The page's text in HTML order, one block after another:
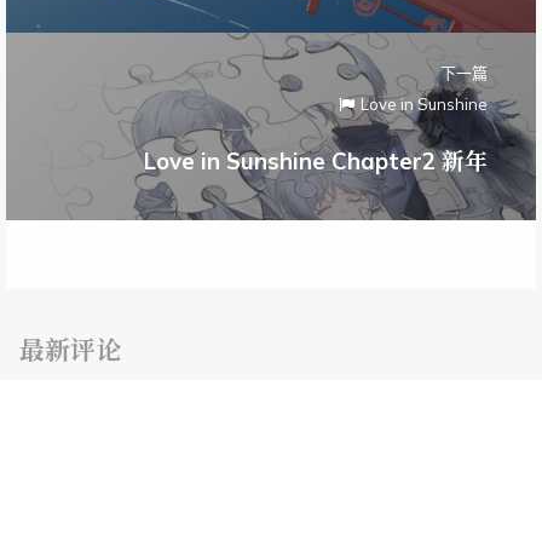
下一篇
Love in Sunshine
Love in Sunshine Chapter2 新年
最新评论